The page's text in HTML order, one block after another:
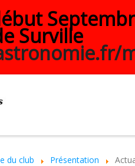
Surville
du club Présentation